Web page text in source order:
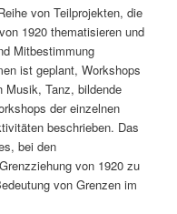
von Teilprojekten, die
1920 thematisieren und
Mitbestimmung
ist geplant, Workshops
Musik, Tanz, bildende
der einzelnen
beschrieben. Das
bei den
von 1920 zu
von Grenzen im